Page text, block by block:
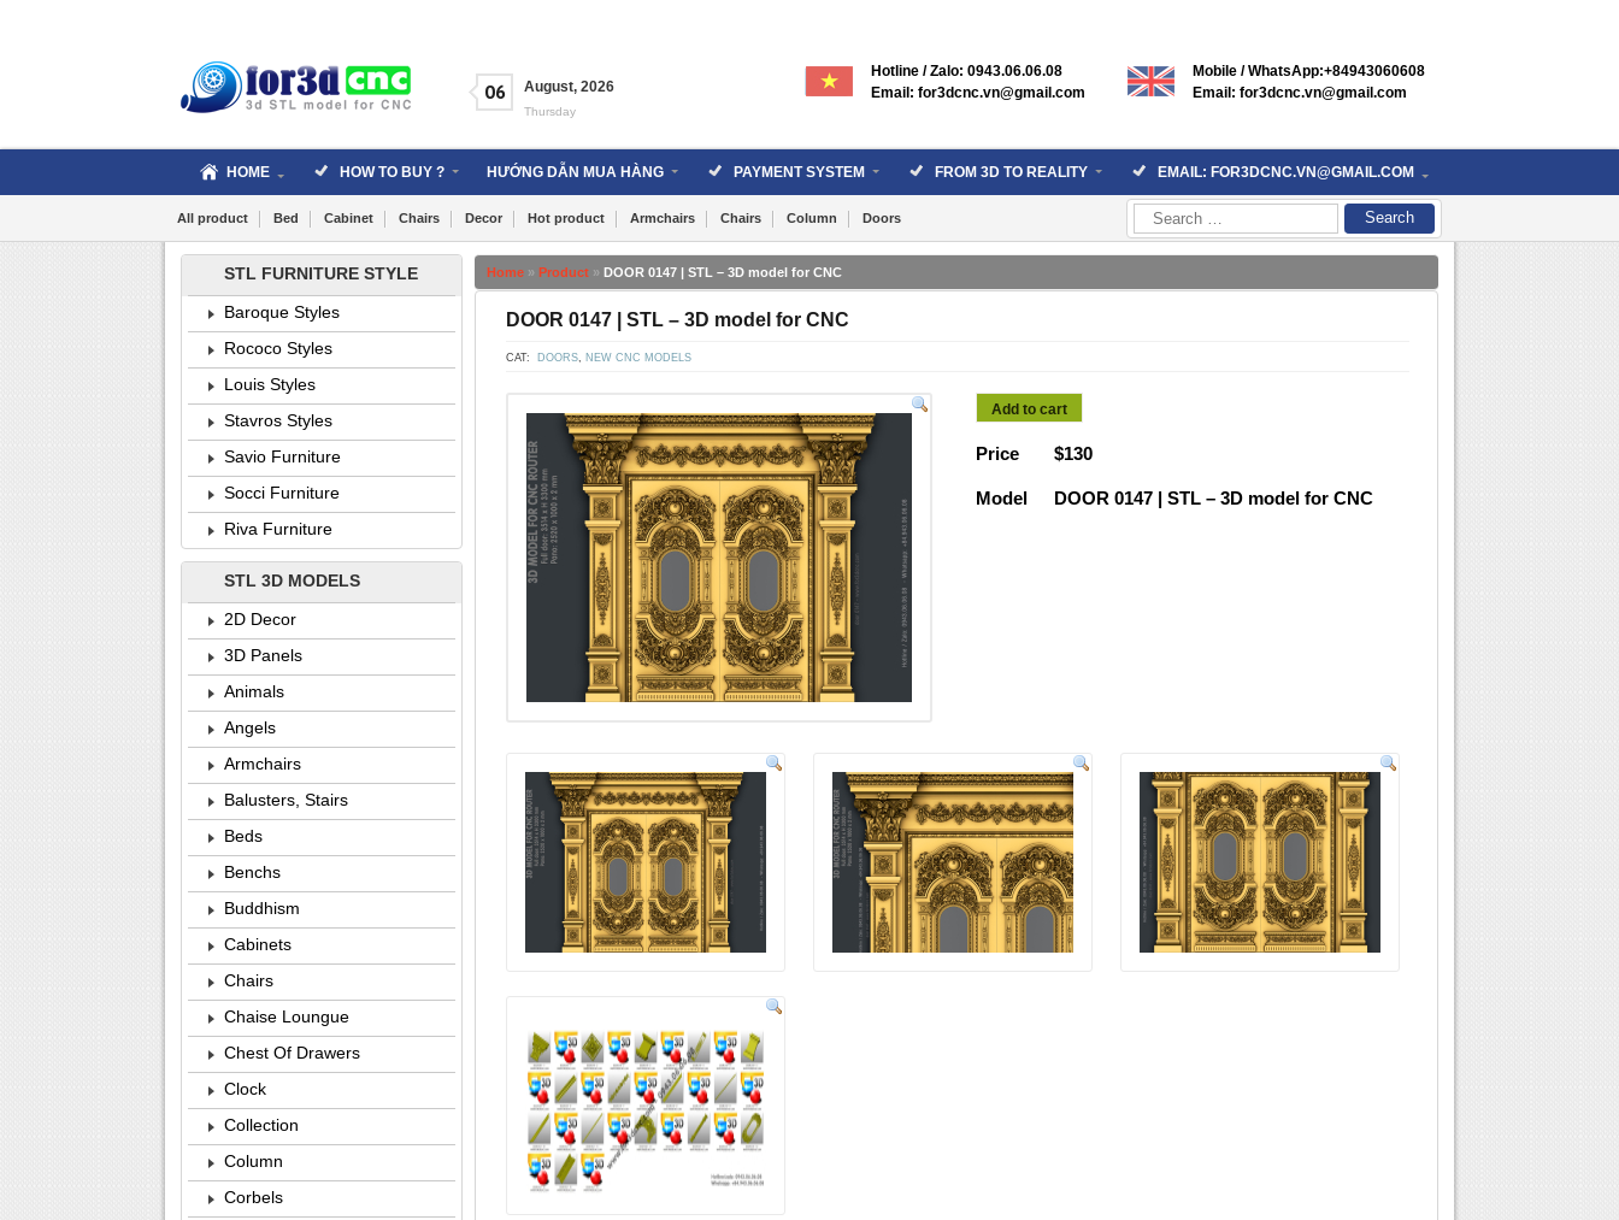
06 August, 2026
Thursday
Mobile / WhatsApp:+84943060608
Email: for3dcnc.vn@gmail.com
Hotline / Zalo: 0943.06.06.08
Email: for3dcnc.vn@gmail.com
HOME HOW TO BUY ? HƯỚNG DẪN MUA HÀNG PAYMENT SYSTEM FROM 3D TO REALITY EMAIL: FOR3DCNC.VN@GMAIL.COM
Search
for:
All product Bed Cabinet Chairs Decor Hot product Armchairs Chairs Column Doors
Home » Product » DOOR 0147 | STL – 3D model for CNC
DOOR 0147 | STL – 3D model for CNC
CAT: DOORS NEW CNC MODELS
Add to cart
Price $130
Model DOOR 0147 | STL – 3D model for CNC
STL FURNITURE STYLE
Baroque Styles
Rococo Styles
Louis Styles
Stavros Styles
Savio Furniture
Socci Furniture
Riva Furniture
STL 3D MODELS
2D Decor
3D Panels
Animals
Angels
Armchairs
Balusters, Stairs
Beds
Benchs
Buddhism
Cabinets
Chairs
Chaise Loungue
Chest Of Drawers
Clock
Collection
Column
Corbels